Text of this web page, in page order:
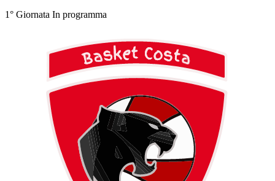
1° Giornata In programma